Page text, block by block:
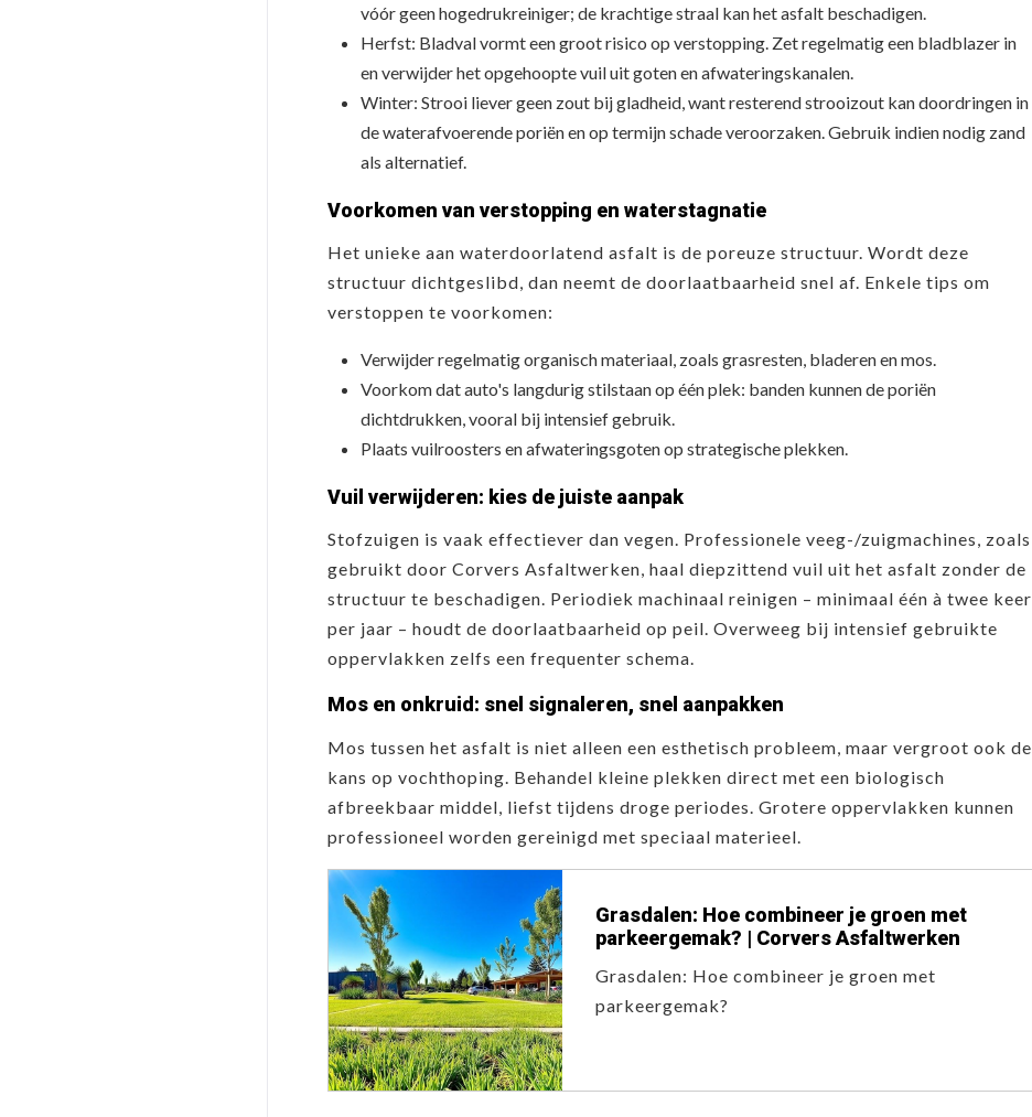
vóór geen hogedrukreiniger; de krachtige straal kan het asfalt beschadigen.
Herfst: Bladval vormt een groot risico op verstopping. Zet regelmatig een bladblazer in
en verwijder het opgehoopte vuil uit goten en afwateringskanalen.
Winter: Strooi liever geen zout bij gladheid, want resterend strooizout kan doordringen in
de waterafvoerende poriën en op termijn schade veroorzaken. Gebruik indien nodig zand
als alternatief.
Voorkomen van verstopping en waterstagnatie
Het unieke aan waterdoorlatend asfalt is de poreuze structuur. Wordt deze
structuur dichtgeslibd, dan neemt de doorlaatbaarheid snel af. Enkele tips om
verstoppen te voorkomen:
Verwijder regelmatig organisch materiaal, zoals grasresten, bladeren en mos.
Voorkom dat auto's langdurig stilstaan ​​op één plek: banden kunnen de poriën
dichtdrukken, vooral bij intensief gebruik.
Plaats vuilroosters en afwateringsgoten op strategische plekken.
Vuil verwijderen: kies de juiste aanpak
Stofzuigen is vaak effectiever dan vegen. Professionele veeg-/zuigmachines, zoals
gebruikt door Corvers Asfaltwerken, haal diepzittend vuil uit het asfalt zonder de
structuur te beschadigen. Periodiek machinaal reinigen – minimaal één à twee keer
per jaar – houdt de doorlaatbaarheid op peil. Overweeg bij intensief gebruikte
oppervlakken zelfs een frequenter schema.
Mos en onkruid: snel signaleren, snel aanpakken
Mos tussen het asfalt is niet alleen een esthetisch probleem, maar vergroot ook de
kans op vochthoping. Behandel kleine plekken direct met een biologisch
afbreekbaar middel, liefst tijdens droge periodes. Grotere oppervlakken kunnen
professioneel worden gereinigd met speciaal materieel.
Grasdalen: Hoe combineer je groen met
parkeergemak? | Corvers Asfaltwerken
Grasdalen: Hoe combineer je groen met
parkeergemak?